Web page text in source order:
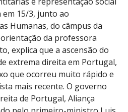
15/3, junto ao
Humanas, do câmpus da
da professora
explica que a ascensão do
extrema direita em Portugal,
que ocorreu muito rápido e
mais recente. O governo
de Portugal, Aliança